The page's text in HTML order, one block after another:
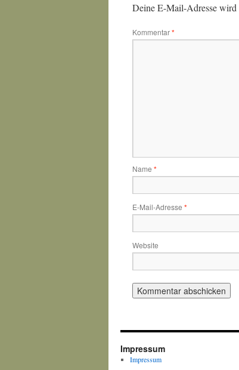
Deine E-Mail-Adresse
Kommentar*
Name *
E-Mail-Adresse *
Website
Impressum
Impressum